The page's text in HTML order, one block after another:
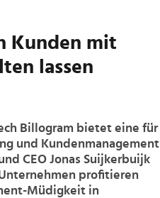
Kunden mit
lassen
Billogram bietet eine für
und Kundenmanagement
CEO Jonas Suijkerbuijk
profitieren
Müdigkeit in